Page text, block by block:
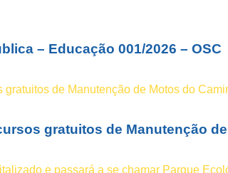
– Educação 001/2026 – OSC
gratuitos de Manutenção